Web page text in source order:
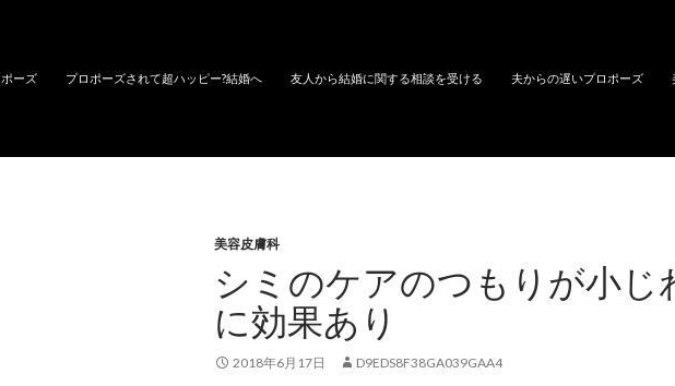
ーズ プロポーズされて超ハッピー?結婚へ 友人から結婚に関する相談を受ける 夫からの遅いプロポーズ
美容皮膚科
シミのケアのつもりが小じ
に効果あり
2018年6月17日 D9EDS8F38GA039GAA4